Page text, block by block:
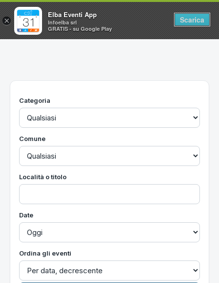
Home
Utilità
Categoria
Comune
Località o titolo
Date
Ordina gli eventi
×
Elba Eventi App
Infoelba srl
GRATIS - su Google Play
Scarica